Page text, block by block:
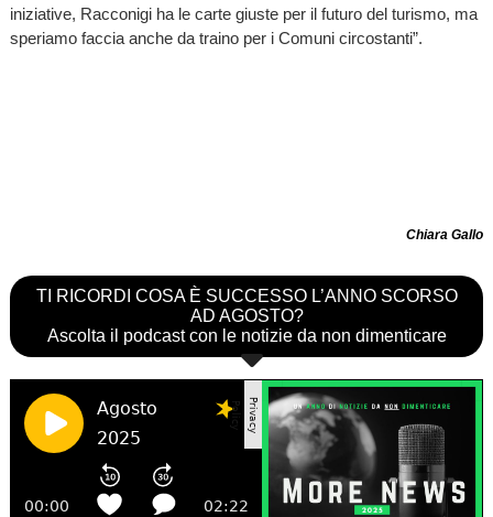
iniziative, Racconigi ha le carte giuste per il futuro del turismo, ma
speriamo faccia anche da traino per i Comuni circostanti”.
Chiara Gallo
TI RICORDI COSA È SUCCESSO L’ANNO SCORSO
AD AGOSTO?
Ascolta il podcast con le notizie da non dimenticare